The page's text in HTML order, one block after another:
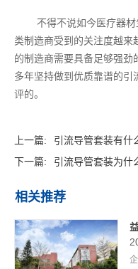
不得不说如今医疗器
类制造商受到的关注度越来
的制造商需要具备足够强劲
多年坚持做到优质靠谱的引
评的。
上一篇:
引流导管套装有什
下一篇:
引流导管套装为什
相关推荐